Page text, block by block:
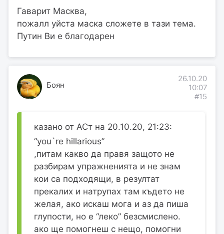
Гаварит Масква,
пожалл уйста маска сложете в тази тема.
Путин Ви е благодарен
Боян
26.10.20
10:07
#15
казано от АСт на 20.10.20, 21:23:
“you`re hillarious”
,питам какво да правя защото не
разбирам упражненията и не знам
кои са подходящи, в резултат
прекалих и натрупах там където не
желая, ако искаш мога и аз да пиша
глупости, но е “леко” безсмислено.
ако ще помогнеш с нещо, помогни